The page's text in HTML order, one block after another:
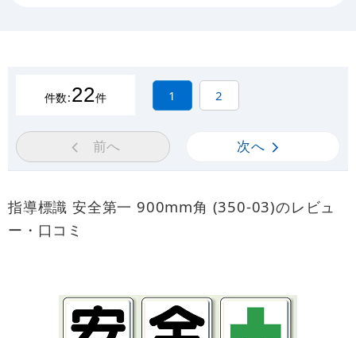
件数:22件 1 2
前へ 次へ
指導標識 安全第一 900mm角 (350-03)のレビュ
ー・口コミ